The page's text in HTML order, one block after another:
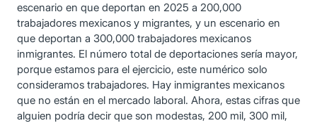
escenario en que deportan en 2025 a 200,000
trabajadores mexicanos y migrantes, y un escenario en
que deportan a 300,000 trabajadores mexicanos
inmigrantes. El número total de deportaciones sería mayor,
porque estamos para el ejercicio, este numérico solo
consideramos trabajadores. Hay inmigrantes mexicanos
que no están en el mercado laboral. Ahora, estas cifras que
alguien podría decir que son modestas, 200 mil, 300 mil,